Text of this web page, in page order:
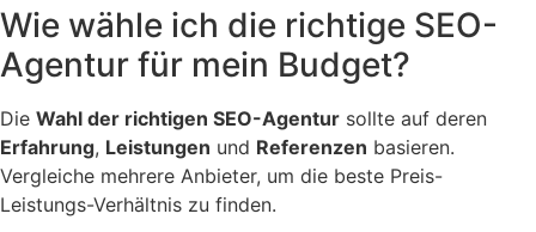
Wie wähle ich die richtige SEO-
Agentur für mein Budget?
Die Wahl der richtigen SEO-Agentur sollte auf deren
Erfahrung, Leistungen und Referenzen basieren.
Vergleiche mehrere Anbieter, um die beste Preis-
Leistungs-Verhältnis zu finden.